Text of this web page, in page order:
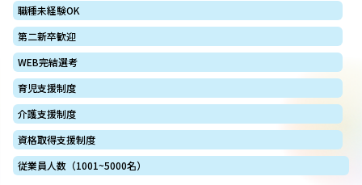
職種未経験OK
第二新卒歓迎
WEB完結選考
育児支援制度
介護支援制度
資格取得支援制度
従業員人数（1001~5000名）